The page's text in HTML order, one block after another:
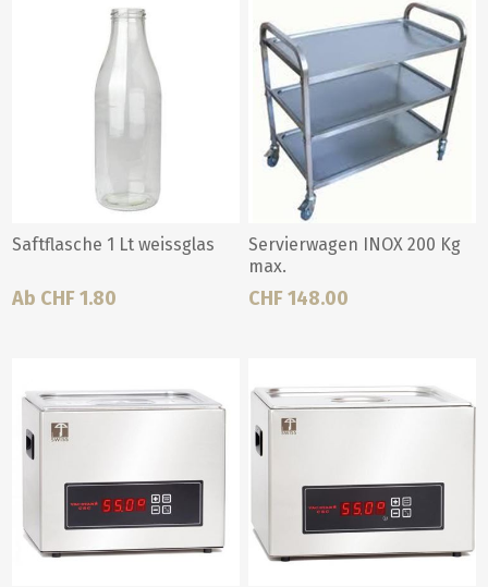
Saftflasche 1 Lt weissglas
Ab CHF 1.80
Servierwagen INOX 200 Kg
max.
CHF 148.00